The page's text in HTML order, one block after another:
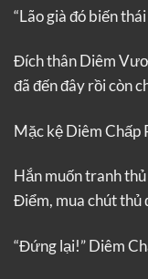
“Lão già đó biến
Đích thân Diêm
đã đến đây rồi còn
Mặc kệ Diêm Chấp
Hắn muốn tranh
Điểm, mua chút thủ
“Đứng lại!” Diêm